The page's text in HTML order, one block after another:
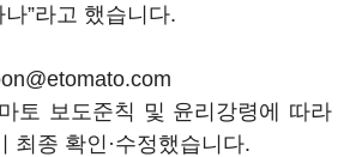
”라고 했습니다.
토 보도준칙 및 윤리강령에 따라
최종 확인·수정했습니다.